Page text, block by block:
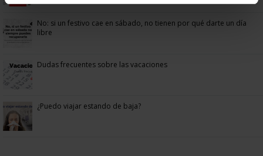
No: si un festivo cae en sábado, no tienen por qué darte un día
libre
Dudas frecuentes sobre las vacaciones
¿Puedo viajar estando de baja?